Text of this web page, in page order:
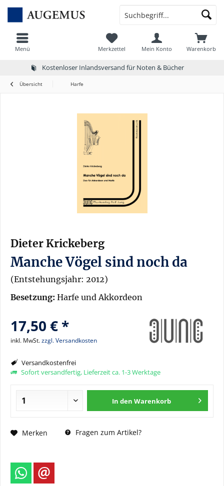
Kostenloser Inlandsversand für Noten & Bücher
Menü Warenkorb
Merkzettel Mein Konto
Übersicht Harfe
Dieter Krickeberg
Manche Vögel sind noch da
(Entstehungsjahr: 2012)
Besetzung: Harfe und Akkordeon
17,50 € *
inkl. MwSt.zzgl. Versandkosten
Versandkostenfrei
Sofort versandfertig, Lieferzeit ca. 1-3 Werktage
In den Warenkorb
Merken Fragen zum Artikel?